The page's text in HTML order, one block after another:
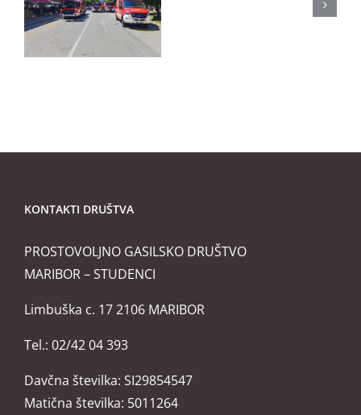
objektu
KONTAKTI DRUŠTVA
PROSTOVOLJNO GASILSKO DRUŠTVO
MARIBOR – STUDENCI
Limbuška c. 17 2106 MARIBOR
Tel.: 02/42 04 393
Davčna številka: SI29854547
Matična številka: 5011264